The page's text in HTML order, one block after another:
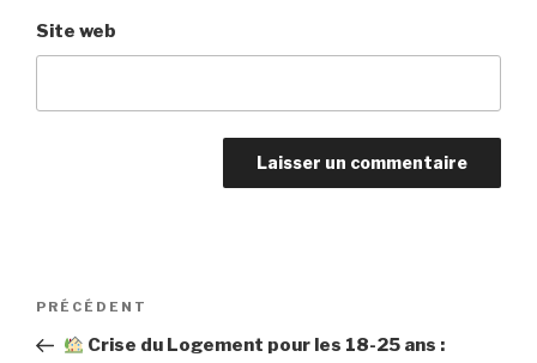
Site web
Navigation
Article
précédent
PRÉCÉDENT
Crise du Logement pour les 18-25 ans :